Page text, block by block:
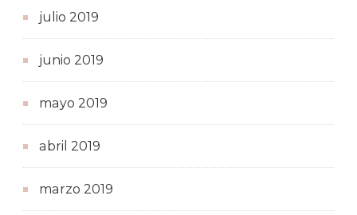
julio 2019
junio 2019
mayo 2019
abril 2019
marzo 2019